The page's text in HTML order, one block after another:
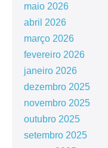
maio 2026
abril 2026
março 2026
fevereiro 2026
janeiro 2026
dezembro 2025
novembro 2025
outubro 2025
setembro 2025